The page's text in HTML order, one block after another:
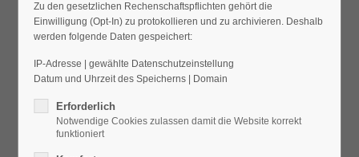
Mon - Fri 8:00am - 5:00pm(GMT +1)
Get in touch
Cybersteel Inc.
Zu den gesetzlichen Rechenschaftspflichten gehört die
Einwilligung (Opt-In) zu protokollieren und zu archivieren. Deshalb
werden folgende Daten gespeichert:
IP-Adresse | gewählte Datenschutzeinstellung
Datum und Uhrzeit des Speicherns | Domain
Erforderlich
Notwendige Cookies zulassen damit die Website korrekt
funktioniert